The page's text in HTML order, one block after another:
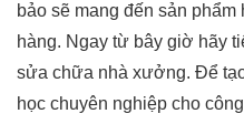
bảo sẽ mang đến sản
hàng. Ngay từ bây giờ hãy
sửa chữa nhà xưởng. Để
học chuyên nghiệp cho